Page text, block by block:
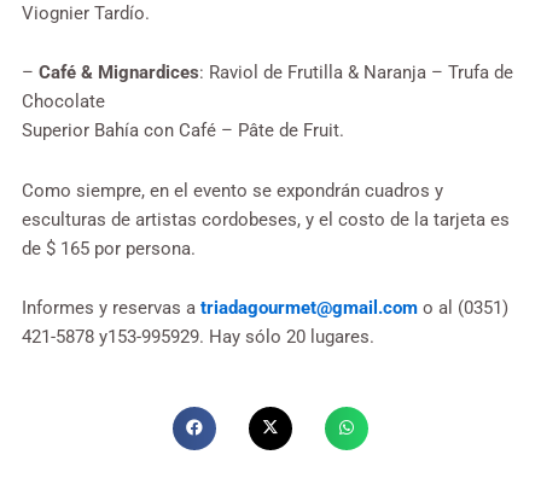
Viognier Tardío.
– Café & Mignardices: Raviol de Frutilla & Naranja – Trufa de
Chocolate
Superior Bahía con Café – Pâte de Fruit.
Como siempre, en el evento se expondrán cuadros y
esculturas de artistas cordobeses, y el costo de la tarjeta es
de $ 165 por persona.
Informes y reservas a triadagourmet@gmail.com o al (0351)
421-5878 y153-995929. Hay sólo 20 lugares.